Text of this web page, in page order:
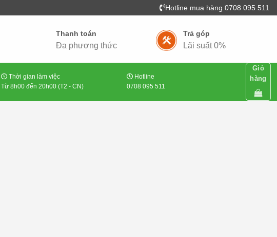
Hotline mua hàng 0708 095 511
Thanh toán
Đa phương thức
Trả góp
Lãi suất 0%
Thời gian làm việc
Từ 8h00 đến 20h00 (T2 - CN)
Hotline
0708 095 511
Giỏ
hàng